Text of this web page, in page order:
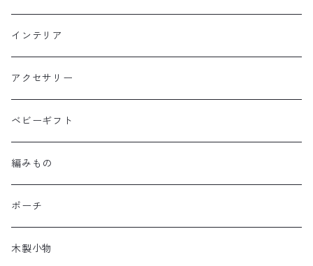
インテリア
アクセサリー
ベビーギフト
編みもの
ポーチ
木製小物